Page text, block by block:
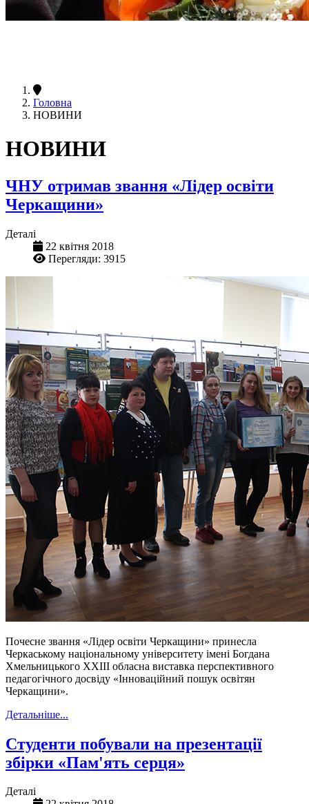
Головна
НОВИНИ
НОВИНИ
ЧНУ отримав звання «Лідер освіти
Черкащини»
Деталі
22 квітня 2018
Перегляди: 3915
Почесне звання «Лідер освіти Черкащини» принесла
Черкаському національному університету імені Богдана
Хмельницького XХІІІ обласна виставка перспективного
педагогічного досвіду «Інноваційний пошук освітян
Черкащини».
Детальніше...
Студенти побували на презентації
збірки «Пам'ять серця»
Деталі